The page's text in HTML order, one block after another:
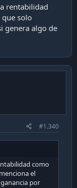
rentabilidad
que solo
genera algo de
#1.340
como
el
por